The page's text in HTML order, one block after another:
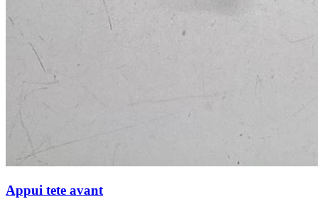
Appui tete avant